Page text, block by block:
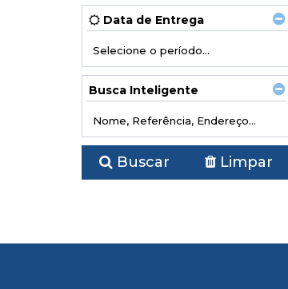
Busca Inteligente
Data de Entrega
Buscar Limpar